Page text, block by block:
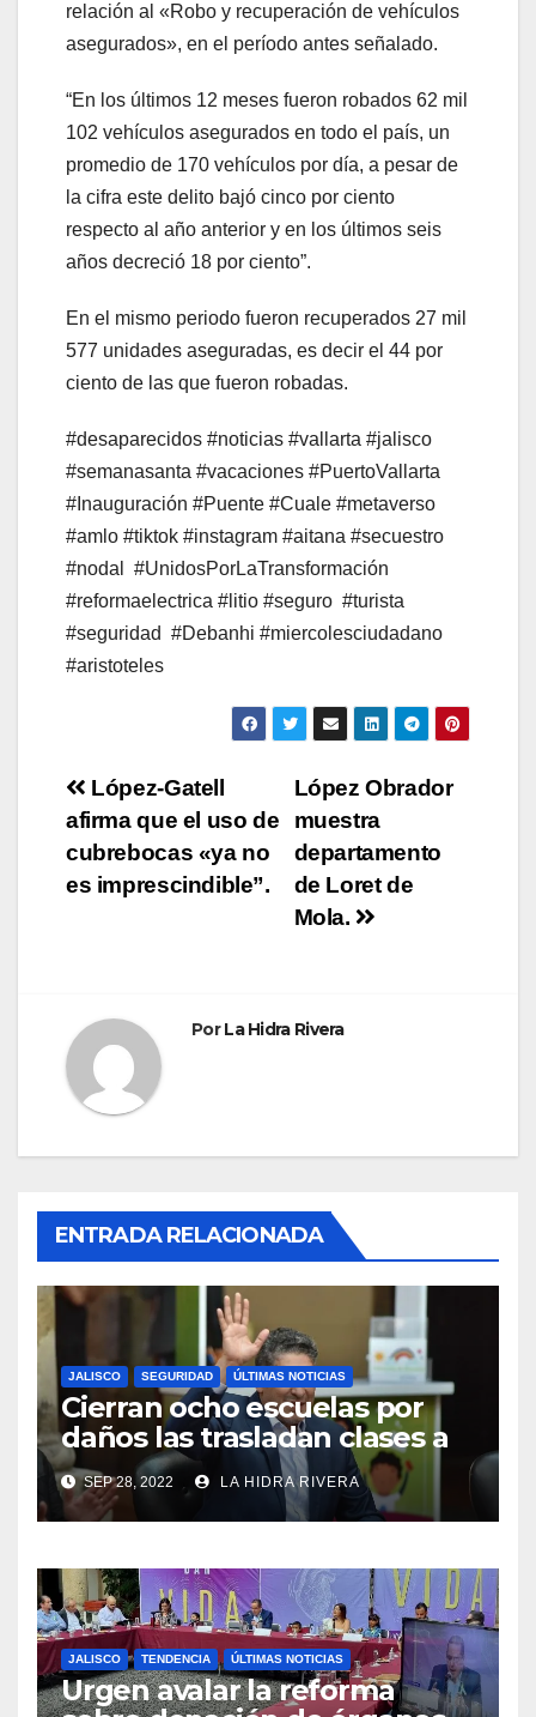
relación al «Robo y recuperación de vehículos
asegurados», en el período antes señalado.
“En los últimos 12 meses fueron robados 62 mil
102 vehículos asegurados en todo el país, un
promedio de 170 vehículos por día, a pesar de
la cifra este delito bajó cinco por ciento
respecto al año anterior y en los últimos seis
años decreció 18 por ciento”.
En el mismo periodo fueron recuperados 27 mil
577 unidades aseguradas, es decir el 44 por
ciento de las que fueron robadas.
#desaparecidos #noticias #vallarta #jalisco
#semanasanta #vacaciones #PuertoVallarta
#Inauguración #Puente #Cuale #metaverso
#amlo #tiktok #instagram #aitana #secuestro
#nodal
#UnidosPorLaTransformación
#reformaelectrica #litio #seguro #turista
#seguridad #Debanhi #miercolesciudadano
#aristoteles
Navegación
de
entradas
López Obrador
muestra
departamento
de Loret de
Mola.
López-Gatell
afirma que el uso de
cubrebocas «ya no
es imprescindible”.
PorLa Hidra Rivera
ENTRADA RELACIONADA
JALISCO SEGURIDAD ÚLTIMAS NOTICIAS
Cierran ocho escuelas por
daños las trasladan clases a
sedes alternas.
SEP 28, 2022 LA HIDRA RIVERA
JALISCO TENDENCIA ÚLTIMAS NOTICIAS
Urgen avalar la reforma